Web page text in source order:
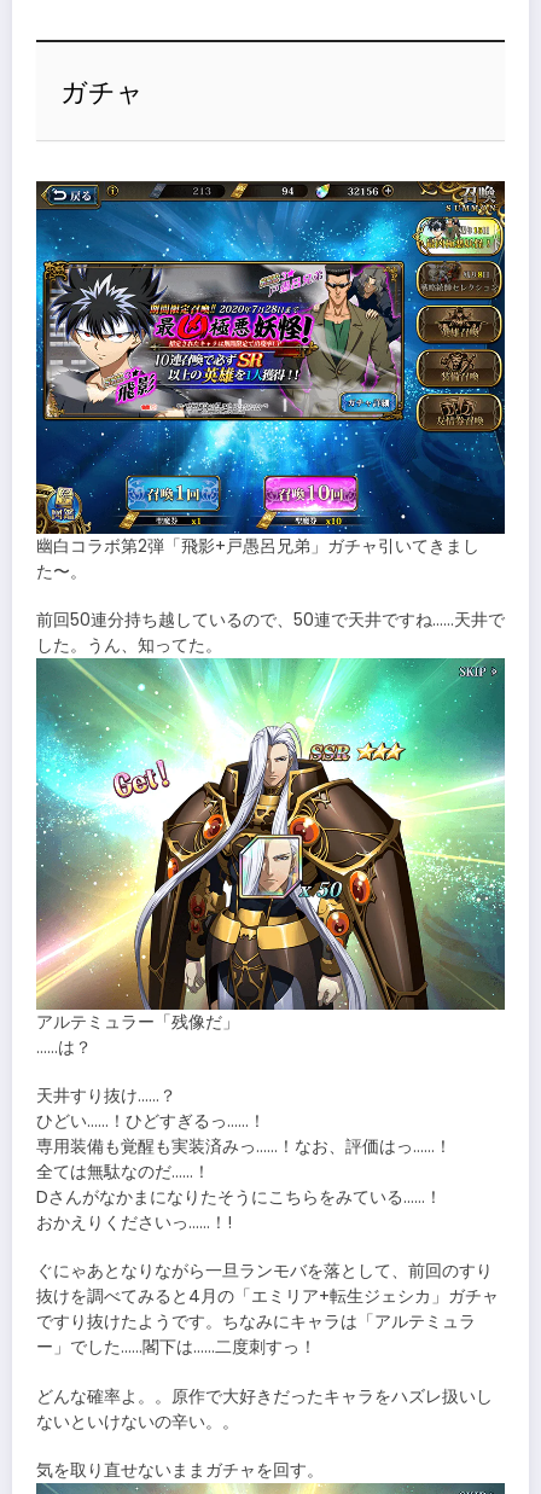
ガチャ
幽白コラボ第2弾「飛影+戸愚呂兄弟」ガチャ引いてきまし
た〜。
前回50連分持ち越しているので、50連で天井ですね……天井で
した。うん、知ってた。
アルテミュラー「残像だ」
……は？
天井すり抜け……？
ひどい……！ひどすぎるっ……！
専用装備も覚醒も実装済みっ……！なお、評価はっ……！
全ては無駄なのだ……！
Dさんがなかまになりたそうにこちらをみている……！
おかえりくださいっ……！!
ぐにゃあとなりながら一旦ランモバを落として、前回のすり
抜けを調べてみると4月の「エミリア+転生ジェシカ」ガチャ
ですり抜けたようです。ちなみにキャラは「アルテミュラ
ー」でした……閣下は……二度刺すっ！
どんな確率よ。。原作で大好きだったキャラをハズレ扱いし
ないといけないの辛い。。
気を取り直せないままガチャを回す。